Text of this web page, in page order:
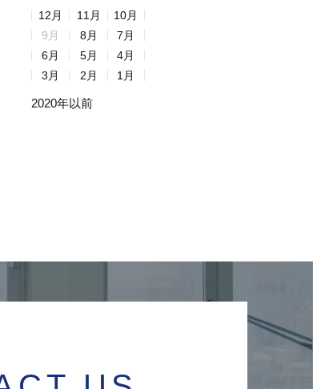
12 月 11 月 10月
9 月 8 月 7 月
6月 5月 4月
3 月 2 月 1 月
2020年以前